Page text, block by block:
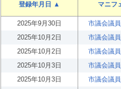
登録年月日 ▲ マニフ
2025年9月30日
市議会議
2025年10月2日
市議会議
2025年10月2日
市議会議
2025年10月3日
市議会議
2025年10月3日
市議会議